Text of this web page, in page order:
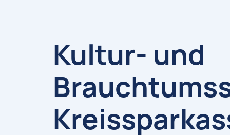
Kultur- und